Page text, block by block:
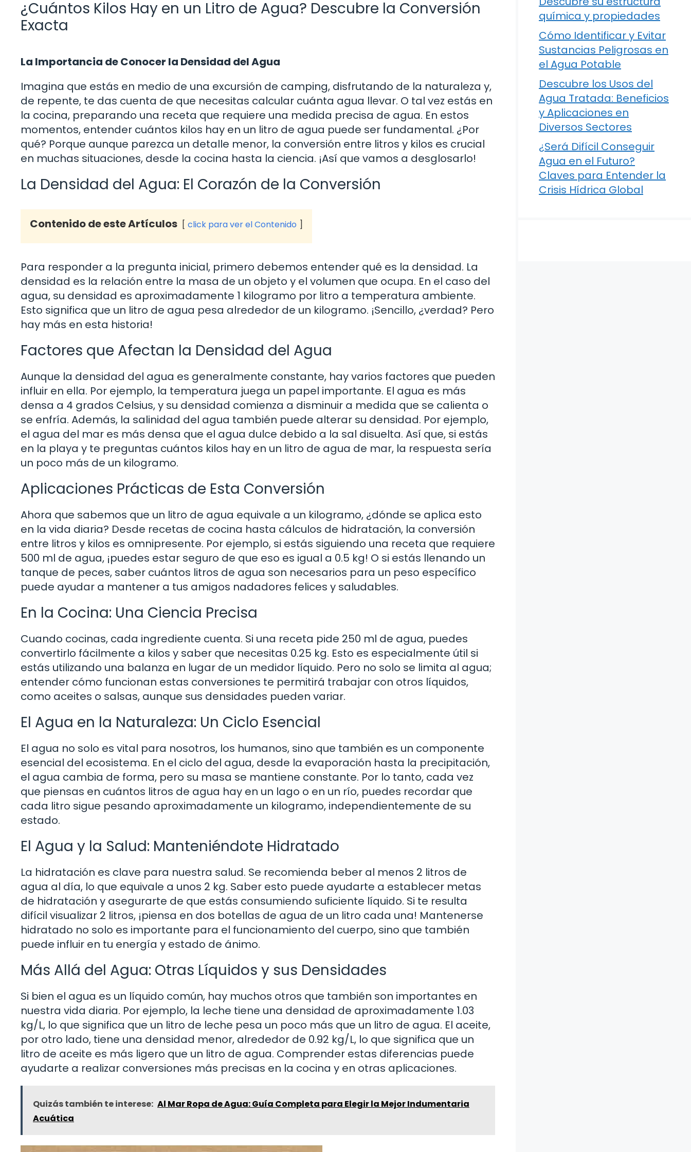
¿Cuántos Kilos Hay en un Litro de Agua? Descubre la Conversión
Exacta
La Importancia de Conocer la Densidad del Agua
Imagina que estás en medio de una excursión de camping, disfrutando de la naturaleza y,
de repente, te das cuenta de que necesitas calcular cuánta agua llevar. O tal vez estás en
la cocina, preparando una receta que requiere una medida precisa de agua. En estos
momentos, entender cuántos kilos hay en un litro de agua puede ser fundamental. ¿Por
qué? Porque aunque parezca un detalle menor, la conversión entre litros y kilos es crucial
en muchas situaciones, desde la cocina hasta la ciencia. ¡Así que vamos a desglosarlo!
La Densidad del Agua: El Corazón de la Conversión
Contenido de este Artículos click para ver el Contenido
Para responder a la pregunta inicial, primero debemos entender qué es la densidad. La
densidad es la relación entre la masa de un objeto y el volumen que ocupa. En el caso del
agua, su densidad es aproximadamente 1 kilogramo por litro a temperatura ambiente.
Esto significa que un litro de agua pesa alrededor de un kilogramo. ¡Sencillo, ¿verdad? Pero
hay más en esta historia!
Factores que Afectan la Densidad del Agua
Aunque la densidad del agua es generalmente constante, hay varios factores que pueden
influir en ella. Por ejemplo, la temperatura juega un papel importante. El agua es más
densa a 4 grados Celsius, y su densidad comienza a disminuir a medida que se calienta o
se enfría. Además, la salinidad del agua también puede alterar su densidad. Por ejemplo,
el agua del mar es más densa que el agua dulce debido a la sal disuelta. Así que, si estás
en la playa y te preguntas cuántos kilos hay en un litro de agua de mar, la respuesta sería
un poco más de un kilogramo.
Aplicaciones Prácticas de Esta Conversión
Ahora que sabemos que un litro de agua equivale a un kilogramo, ¿dónde se aplica esto
en la vida diaria? Desde recetas de cocina hasta cálculos de hidratación, la conversión
entre litros y kilos es omnipresente. Por ejemplo, si estás siguiendo una receta que requiere
500 ml de agua, ¡puedes estar seguro de que eso es igual a 0.5 kg! O si estás llenando un
tanque de peces, saber cuántos litros de agua son necesarios para un peso específico
puede ayudar a mantener a tus amigos nadadores felices y saludables.
En la Cocina: Una Ciencia Precisa
Cuando cocinas, cada ingrediente cuenta. Si una receta pide 250 ml de agua, puedes
convertirlo fácilmente a kilos y saber que necesitas 0.25 kg. Esto es especialmente útil si
estás utilizando una balanza en lugar de un medidor líquido. Pero no solo se limita al agua;
entender cómo funcionan estas conversiones te permitirá trabajar con otros líquidos,
como aceites o salsas, aunque sus densidades pueden variar.
El Agua en la Naturaleza: Un Ciclo Esencial
El agua no solo es vital para nosotros, los humanos, sino que también es un componente
esencial del ecosistema. En el ciclo del agua, desde la evaporación hasta la precipitación,
el agua cambia de forma, pero su masa se mantiene constante. Por lo tanto, cada vez
que piensas en cuántos litros de agua hay en un lago o en un río, puedes recordar que
cada litro sigue pesando aproximadamente un kilogramo, independientemente de su
estado.
El Agua y la Salud: Manteniéndote Hidratado
La hidratación es clave para nuestra salud. Se recomienda beber al menos 2 litros de
agua al día, lo que equivale a unos 2 kg. Saber esto puede ayudarte a establecer metas
de hidratación y asegurarte de que estás consumiendo suficiente líquido. Si te resulta
difícil visualizar 2 litros, ¡piensa en dos botellas de agua de un litro cada una! Mantenerse
hidratado no solo es importante para el funcionamiento del cuerpo, sino que también
puede influir en tu energía y estado de ánimo.
Más Allá del Agua: Otras Líquidos y sus Densidades
Si bien el agua es un líquido común, hay muchos otros que también son importantes en
nuestra vida diaria. Por ejemplo, la leche tiene una densidad de aproximadamente 1.03
kg/L, lo que significa que un litro de leche pesa un poco más que un litro de agua. El aceite,
por otro lado, tiene una densidad menor, alrededor de 0.92 kg/L, lo que significa que un
litro de aceite es más ligero que un litro de agua. Comprender estas diferencias puede
ayudarte a realizar conversiones más precisas en la cocina y en otras aplicaciones.
Quizás también te interese: Al Mar Ropa de Agua: Guía Completa para Elegir la Mejor Indumentaria
Acuática
química y propiedades
Cómo Identificar y Evitar
Sustancias Peligrosas en
el Agua Potable
Descubre los Usos del
Agua Tratada: Beneficios
y Aplicaciones en
Diversos Sectores
¿Será Difícil Conseguir
Agua en el Futuro?
Claves para Entender la
Crisis Hídrica Global